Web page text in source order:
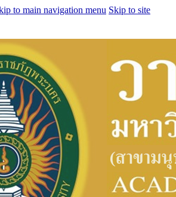
to main navigation menu Skip to site